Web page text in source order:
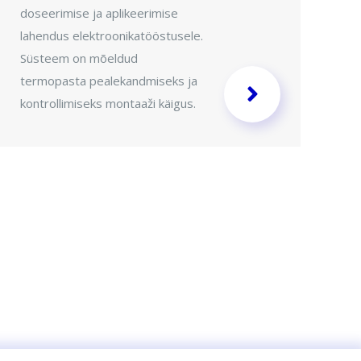
doseerimise ja aplikeerimise
lahendus elektroonikatööstusele.
Süsteem on mõeldud
termopasta pealekandmiseks ja
kontrollimiseks montaaži käigus.